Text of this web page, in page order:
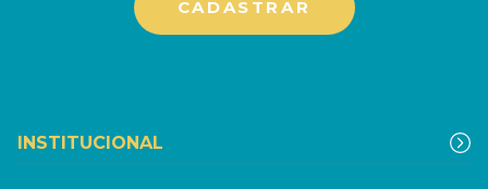
INSTITUCIONAL